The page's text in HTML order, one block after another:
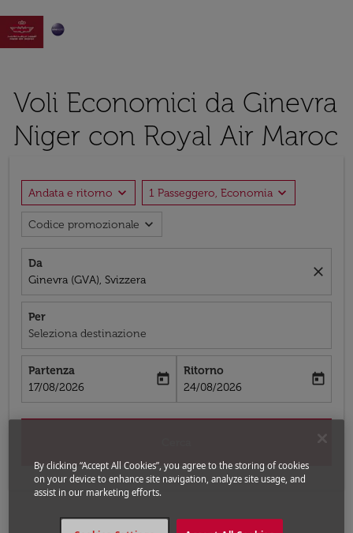

Voli Economici da Ginevra
Niger con Royal Air Maroc
Andata e ritorno expand_more 1 Passeggero, Economia expand_more
Codice promozionale expand_more
Da
Ginevra (GVA), Svizzera
close
Per
Seleziona destinazione
Partenza
fc-booking-departure-date-aria-label
17/08/2026
today
Ritorno
fc-booking-return-date-aria-label
24/08/2026
today
By clicking “Accept All Cookies”, you agree to the storing of cookies
on your device to enhance site navigation, analyze site usage, and
assist in our marketing efforts.